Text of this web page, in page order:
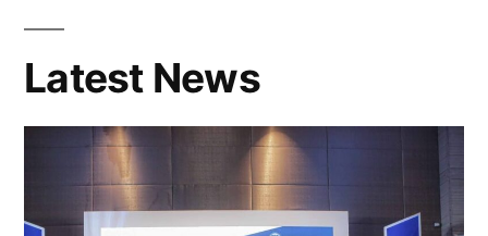
Latest News